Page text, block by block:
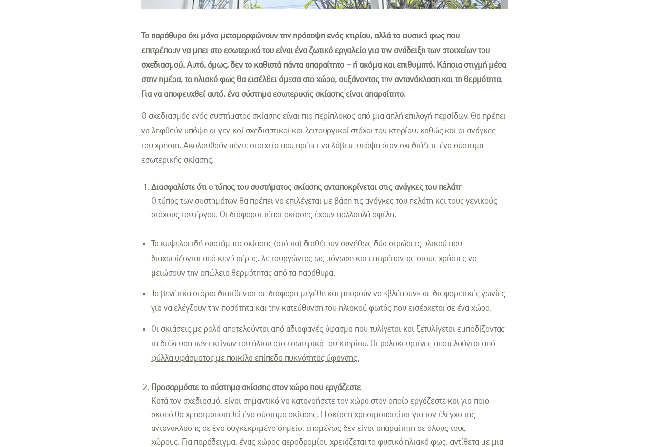
Τα παράθυρα όχι μόνο μεταμορφώνουν την πρόσοψη ενός κτιρίου, αλλά το φυσικό φως που
επιτρέπουν να μπει στο εσωτερικό του είναι ένα ζωτικό εργαλείο για την ανάδειξη των στοιχείων του
σχεδιασμού. Αυτό, όμως, δεν το καθιστά πάντα απαραίτητο – ή ακόμα και επιθυμητό. Κάποια στιγμή μέσα
στην ημέρα, το ηλιακό φως θα εισέλθει άμεσα στο χώρο, αυξάνοντας την αντανάκλαση και τη θερμότητα.
Για να αποφευχθεί αυτό, ένα σύστημα εσωτερικής σκίασης είναι απαραίτητο.
Ο σχεδιασμός ενός συστήματος σκίασης είναι πιο περίπλοκος από μια απλή επιλογή περσίδων. Θα πρέπει
να ληφθούν υπόψη οι γενικοί σχεδιαστικοί και λειτουργικοί στόχοι του κτηρίου, καθώς και οι ανάγκες
του χρήστη. Ακολουθούν πέντε στοιχεία που πρέπει να λάβετε υπόψη όταν σχεδιάζετε ένα σύστημα
εσωτερικής σκίασης.
Διασφαλίστε ότι ο τύπος του συστήματος σκίασης ανταποκρίνεται στις ανάγκες του πελάτη
Ο τύπος των συστημάτων θα πρέπει να επιλέγεται με βάση τις ανάγκες του πελάτη και τους γενικούς
στόχους του έργου. Οι διάφοροι τύποι σκίασης έχουν πολλαπλά οφέλη.
Τα κυψελοειδή συστήματα σκίασης (στόρια) διαθέτουν συνήθως δύο στρώσεις υλικού που
διαχωρίζονται από κενό αέρος, λειτουργώντας ως μόνωση και επιτρέποντας στους χρήστες να
μειώσουν την απώλεια θερμότητας από τα παράθυρα.
Τα βενέτικα στόρια διατίθενται σε διάφορα μεγέθη και μπορούν να «βλέπουν» σε διαφορετικές γωνίες
για να ελέγξουν την ποσότητα και την κατεύθυνση του ηλιακού φωτός που εισέρχεται σε ένα χώρο.
Οι σκιάσεις με ρολά αποτελούνται από αδιαφανές ύφασμα που τυλίγεται και ξετυλίγεται εμποδίζοντας
τη διέλευση των ακτίνων του ήλιου στο εσωτερικό του κτηρίου. Οι ρολοκουρτίνες αποτελούνται από
φύλλα υφάσματος με ποικίλα επίπεδα πυκνότητας ύφανσης.
Προσαρμόστε το σύστημα σκίασης στον χώρο που εργάζεστε
Κατά τον σχεδιασμό, είναι σημαντικό να κατανοήσετε τον χώρο στον οποίο εργάζεστε και για ποιο
σκοπό θα χρησιμοποιηθεί ένα σύστημα σκίασης. Η σκίαση χρησιμοποιείται για τον έλεγχο της
αντανάκλασης σε ένα συγκεκριμένο σημείο, επομένως δεν είναι απαραίτητη σε όλους τους
χώρους. Για παράδειγμα, ένας χώρος αεροδρομίου χρειάζεται το φυσικό ηλιακό φως, αντίθετα με μια